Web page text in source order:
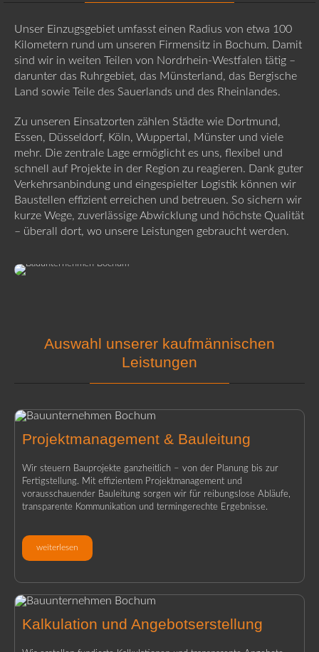
Unser Einzugsgebiet umfasst einen Radius von etwa 100
Kilometern rund um unseren Firmensitz in Bochum. Damit
sind wir in weiten Teilen von Nordrhein-Westfalen tätig –
darunter das Ruhrgebiet, das Münsterland, das Bergische
Land sowie Teile des Sauerlands und des Rheinlandes.
Zu unseren Einsatzorten zählen Städte wie Dortmund,
Essen, Düsseldorf, Köln, Wuppertal, Münster und viele
mehr. Die zentrale Lage ermöglicht es uns, flexibel und
schnell auf Projekte in der Region zu reagieren. Dank guter
Verkehrsanbindung und eingespielter Logistik können wir
Baustellen effizient erreichen und betreuen. So sichern wir
kurze Wege, zuverlässige Abwicklung und höchste Qualität
– überall dort, wo unsere Leistungen gebraucht werden.
Auswahl unserer kaufmännischen
Leistungen
Projektmanagement & Bauleitung
Wir steuern Bauprojekte ganzheitlich – von der Planung bis zur
Fertigstellung. Mit effizientem Projektmanagement und
vorausschauender Bauleitung sorgen wir für reibungslose Abläufe,
transparente Kommunikation und termingerechte Ergebnisse.
weiterlesen
Kalkulation und Angebotserstellung